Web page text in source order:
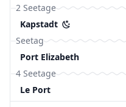
2 Seetage
Kapstadt
Seetag
Port Elizabeth
4 Seetage
Le Port